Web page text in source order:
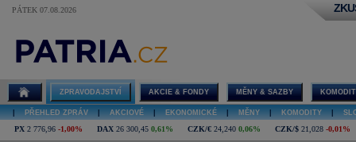
PÁTEK 07.08.2026
ZPRAVODAJSTVÍ AKCIE & FONDY MĚNY & SAZBY
PŘEHLED ZPRÁV AKCIOVÉ EKONOMICKÉ MĚNY KOMODITY
PX 2 776,96 -1,00% DAX 26 300,45 0,61% CZK/€ 24,240 0,06% CZK/$ 21,028 -0,01%